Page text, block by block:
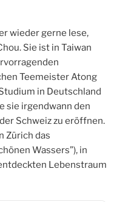
wieder gerne lese,
Sie ist in Taiwan
Teemeister Atong
in Deutschland
sie irgendwann den
Schweiz zu eröffnen.
Zürich das
Wassers”), in
Lebenstraum